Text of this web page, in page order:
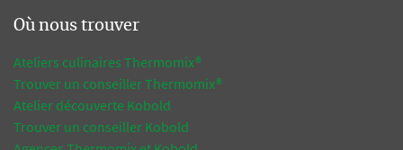
Où nous trouver
Ateliers culinaires Thermomix®
Trouver un conseiller Thermomix®
Atelier découverte Kobold
Trouver un conseiller Kobold